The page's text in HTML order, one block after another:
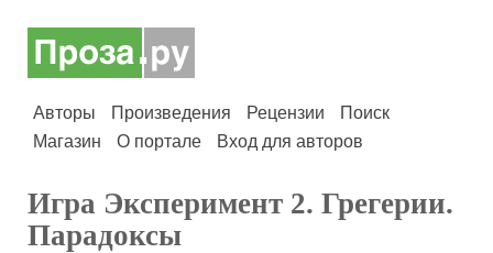
Авторы Произведения Рецензии
Поиск
Магазин
О портале Вход для авторов
Игра Эксперимент 2. Грегерии.
Парадоксы